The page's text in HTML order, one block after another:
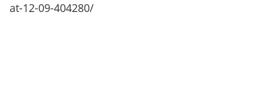
at-12-09-404280/